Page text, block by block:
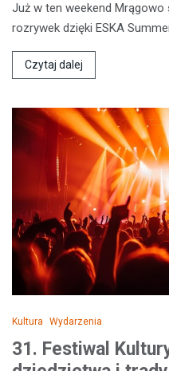
Już w ten weekend
rozrywek dzięki ESKA
Czytaj dalej
Kultura Wydarzenia
31. Festiwal